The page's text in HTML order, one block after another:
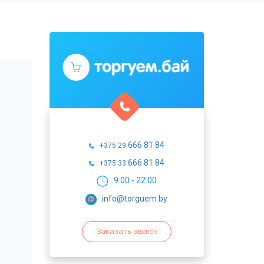
+375 29 666 81 84
+375 33 666 81 84
9:00 - 22:00
info@torguem.by
Заказать звонок